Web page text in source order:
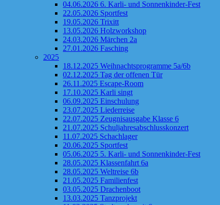
04.06.2026 6. Karli- und Sonnenkinder-Fest
22.05.2026 Sportfest
19.05.2026 Trixitt
13.05.2026 Holzworkshop
24.03.2026 Märchen 2a
27.01.2026 Fasching
2025
18.12.2025 Weihnachtsprogramme 5a/6b
02.12.2025 Tag der offenen Tür
26.11.2025 Escape-Room
17.10.2025 Karli singt
06.09.2025 Einschulung
23.07.2025 Liederreise
22.07.2025 Zeugnisausgabe Klasse 6
21.07.2025 Schuljahresabschlusskonzert
11.07.2025 Schachlager
20.06.2025 Sportfest
05.06.2025 5. Karli- und Sonnenkinder-Fest
28.05.2025 Klassenfahrt 6a
28.05.2025 Weltreise 6b
21.05.2025 Familienfest
03.05.2025 Drachenboot
13.03.2025 Tanzprojekt